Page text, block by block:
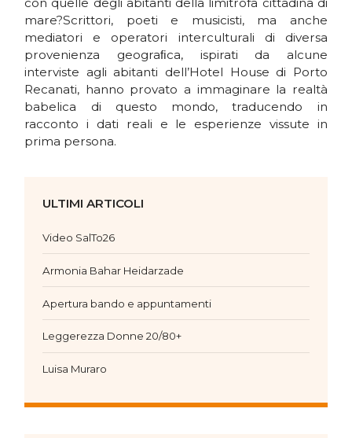
mare?Scrittori, poeti e musicisti, ma anche
mediatori e operatori interculturali di diversa
provenienza geograﬁca, ispirati da alcune
interviste agli abitanti dell’Hotel House di Porto
Recanati, hanno provato a immaginare la realtà
babelica di questo mondo, traducendo in
racconto i dati reali e le esperienze vissute in
prima persona.
ULTIMI ARTICOLI
Video SalTo26
Armonia Bahar Heidarzade
Apertura bando e appuntamenti
Leggerezza Donne 20/80+
Luisa Muraro